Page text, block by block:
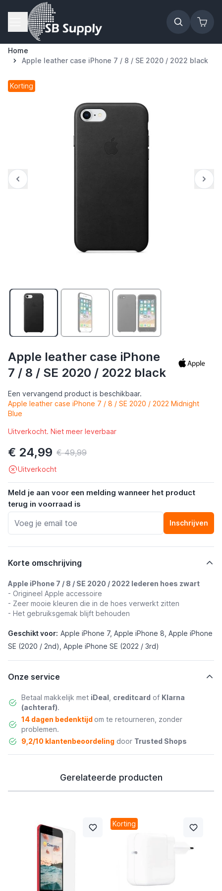
Ga naar de inhoud
Home
Apple leather case iPhone 7 / 8 / SE 2020 / 2022 black
Korting
Apple leather case iPhone
7 / 8 / SE 2020 / 2022 black
Een vervangend product is beschikbaar.
Apple leather case iPhone 7 / 8 / SE 2020 / 2022 Midnight
Blue
Uitverkocht. Niet meer leverbaar
€ 24,99 € 49,99
Uitverkocht
Meld je aan voor een melding wanneer het product
terug in voorraad is
Inschrijven
Korte omschrijving
Apple iPhone 7 / 8 / SE 2020 / 2022 lederen hoes zwart
- Origineel Apple accessoire
- Zeer mooie kleuren die in de hoes verwerkt zitten
- Het gebruiksgemak blijft behouden
Geschikt voor: Apple iPhone 7, Apple iPhone 8, Apple iPhone
SE (2020 / 2nd), Apple iPhone SE (2022 / 3rd)
Onze service
Betaal makkelijk met iDeal creditcard of Klarna
(achteraf).
14 dagen bedenktijd om te retourneren, zonder
problemen.
9,2/10 klantenbeoordelingdoor Trusted Shops
Gerelateerde producten
Korting